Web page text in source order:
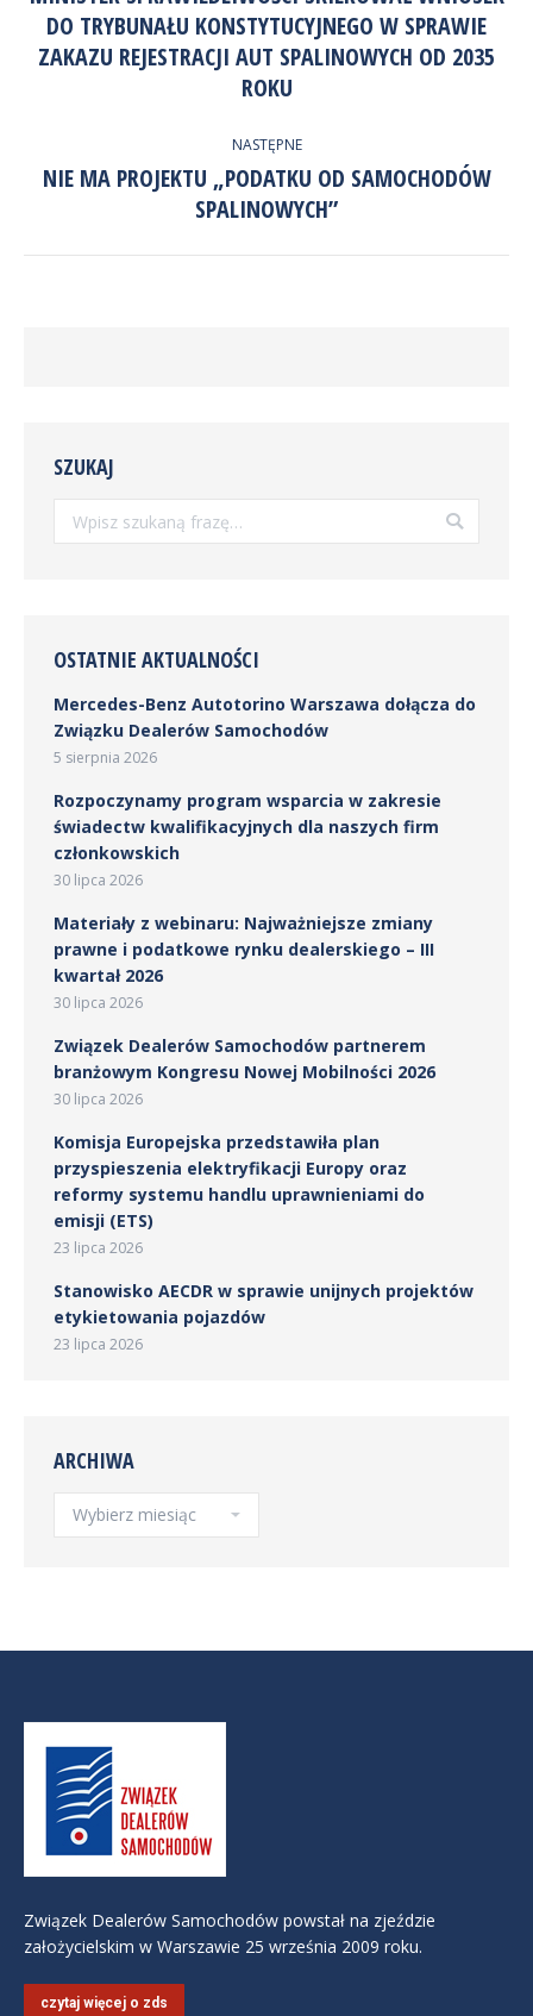
Poprzedni
wpis:
DO TRYBUNAŁU KONSTYTUCYJNEGO W SPRAWIE
ZAKAZU REJESTRACJI AUT SPALINOWYCH OD 2035
ROKU
NASTĘPNE
Następny
wpis:
NIE MA PROJEKTU „PODATKU OD SAMOCHODÓW
SPALINOWYCH”
SZUKAJ
OSTATNIE AKTUALNOŚCI
Mercedes-Benz Autotorino Warszawa dołącza do
Związku Dealerów Samochodów
5 sierpnia 2026
Rozpoczynamy program wsparcia w zakresie
świadectw kwalifikacyjnych dla naszych firm
członkowskich
30 lipca 2026
Materiały z webinaru: Najważniejsze zmiany
prawne i podatkowe rynku dealerskiego – III
kwartał 2026
30 lipca 2026
Związek Dealerów Samochodów partnerem
branżowym Kongresu Nowej Mobilności 2026
30 lipca 2026
Komisja Europejska przedstawiła plan
przyspieszenia elektryfikacji Europy oraz
reformy systemu handlu uprawnieniami do
emisji (ETS)
23 lipca 2026
Stanowisko AECDR w sprawie unijnych projektów
etykietowania pojazdów
23 lipca 2026
ARCHIWA
Archiwa
Związek Dealerów Samochodów powstał na zjeździe
założycielskim w Warszawie 25 września 2009 roku.
czytaj więcej o zds